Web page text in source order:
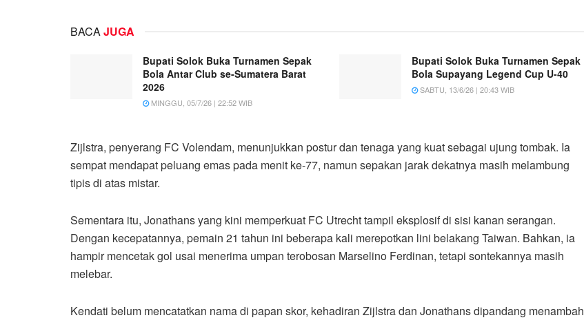
BACAJUGA
Bupati Solok Buka Turnamen Sepak
Bola Antar Club se-Sumatera Barat
2026
MINGGU, 05/7/26 | 22:52 WIB
Bupati Solok Buka Turnamen Sepak
Bola Supayang Legend Cup U-40
SABTU, 13/6/26 | 20:43 WIB
Zijlstra, penyerang FC Volendam, menunjukkan postur dan tenaga yang kuat sebagai ujung tombak. Ia
sempat mendapat peluang emas pada menit ke-77, namun sepakan jarak dekatnya masih melambung
tipis di atas mistar.
Sementara itu, Jonathans yang kini memperkuat FC Utrecht tampil eksplosif di sisi kanan serangan.
Dengan kecepatannya, pemain 21 tahun ini beberapa kali merepotkan lini belakang Taiwan. Bahkan, ia
hampir mencetak gol usai menerima umpan terobosan Marselino Ferdinan, tetapi sontekannya masih
melebar.
Kendati belum mencatatkan nama di papan skor, kehadiran Zijlstra dan Jonathans dipandang menambah